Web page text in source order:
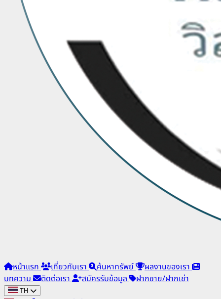
หน้าแรก เกี่ยวกับเรา ค้นหาทรัพย์
ผลงานของเรา
บทความ
ติดต่อเรา สมัครรับข้อมูล ฝากขาย/ฝากเช่า
TH